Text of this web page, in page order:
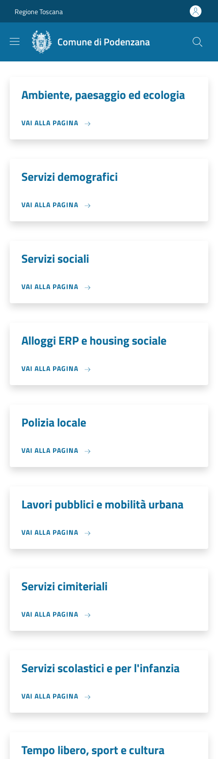
Regione Toscana
Comune di Podenzana
Ambiente, paesaggio ed ecologia
VAI ALLA PAGINA
Servizi demografici
VAI ALLA PAGINA
Servizi sociali
VAI ALLA PAGINA
Alloggi ERP e housing sociale
VAI ALLA PAGINA
Polizia locale
VAI ALLA PAGINA
Lavori pubblici e mobilità urbana
VAI ALLA PAGINA
Servizi cimiteriali
VAI ALLA PAGINA
Servizi scolastici e per l'infanzia
VAI ALLA PAGINA
Tempo libero, sport e cultura